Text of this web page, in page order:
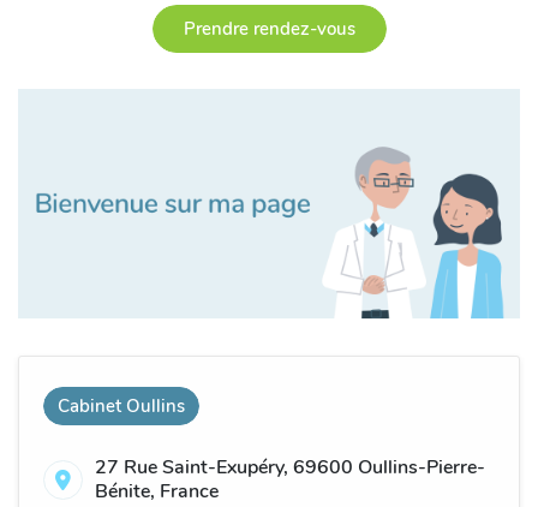
Prendre rendez-vous
Cabinet Oullins
27 Rue Saint-Exupéry, 69600 Oullins-Pierre-
Bénite, France